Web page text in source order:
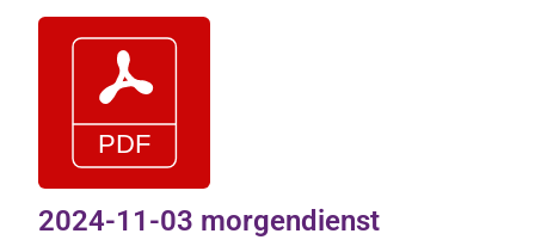
2024-11-03 morgendienst